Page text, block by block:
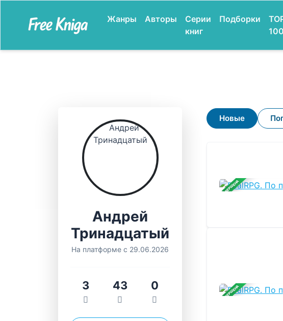
Жанры Авторы
Серии
книг
Подборки
100
Андрей
Тринадцатый
На платформе с 29.06.2026
3 43 0
Новые
ЗАВЕРШЕНА
ЗАВЕРШЕНА